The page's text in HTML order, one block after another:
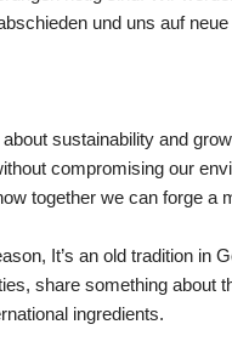
und uns auf
sustainability and
compromising our
together we can forge a
It’s an old tradition
share something about
ingredients.